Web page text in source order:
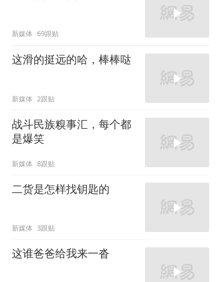
新媒体 69跟贴
这滑的挺远的哈，棒棒哒
新媒体 2跟贴
战斗民族糗事汇，每个都
是爆笑
新媒体 8跟贴
二货是怎样找钥匙的
新媒体 3跟贴
这谁爸爸给我来一沓